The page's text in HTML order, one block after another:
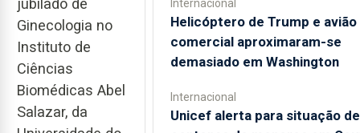
jubilado de
Ginecologia no
Instituto de
Ciências
Biomédicas Abel
Salazar, da
Internacional
Helicóptero de Trump e avião
comercial aproximaram-se
demasiado em Washington
Internacional
Unicef alerta para situação de